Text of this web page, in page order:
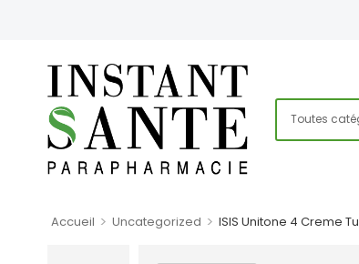
Accueil > Uncategorized > ISIS Unitone 4 Creme